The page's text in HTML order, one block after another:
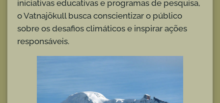
iniciativas educativas e programas de pesquisa,
o Vatnajökull busca conscientizar o público
sobre os desafios climáticos e inspirar ações
responsáveis.